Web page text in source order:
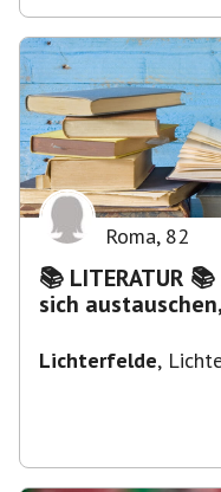
Roma, 82
📚 LITERATUR 📚 STAMMTISCH - BRUNCH -
sich
Lichterfelde,